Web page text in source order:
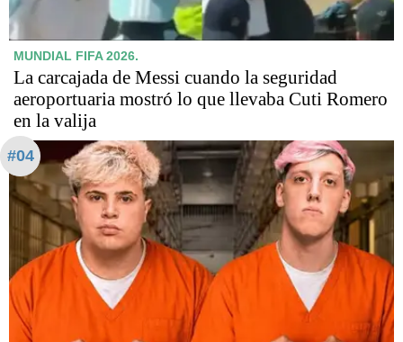
MUNDIAL FIFA 2026.
La carcajada de Messi cuando la seguridad
aeroportuaria mostró lo que llevaba Cuti Romero
en la valija
#04